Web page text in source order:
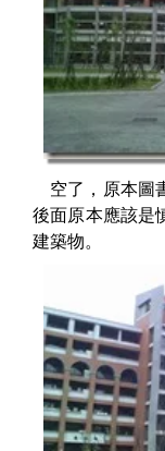
空了，原本圖
後面原本應該是
建築物。